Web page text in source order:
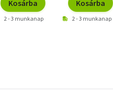
Kosárba
2 - 3 munkanap
Kosárba
2 - 3 munkanap